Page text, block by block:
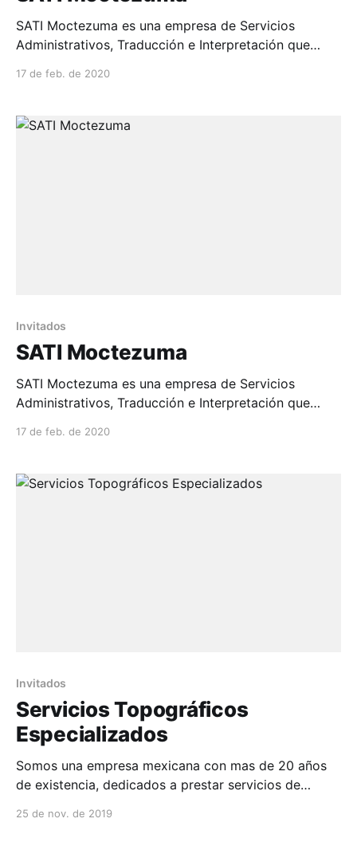
SATI Moctezuma es una empresa de Servicios
Administrativos, Traducción e Interpretación que
17 de feb. de 2020
Invitados
SATI Moctezuma
SATI Moctezuma es una empresa de Servicios
Administrativos, Traducción e Interpretación que
difund...
17 de feb. de 2020
Invitados
Servicios Topográficos
Especializados
Somos una empresa mexicana con mas de 20 años
de existencia, dedicados a prestar servicios de
25 de nov. de 2019